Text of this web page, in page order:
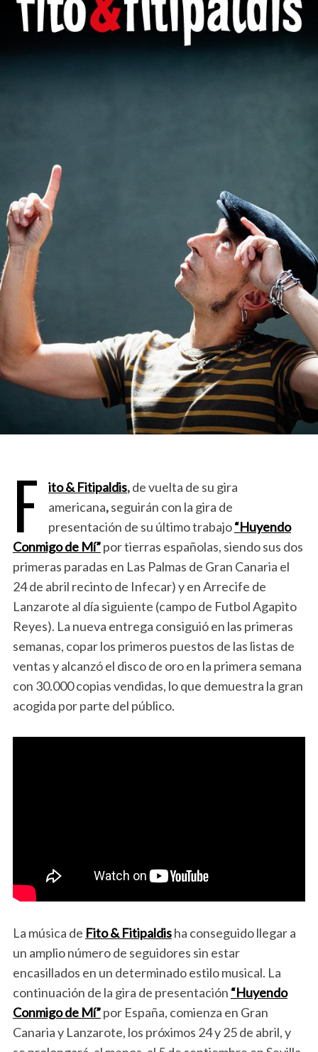
F ito & Fitipaldis,de vuelta de su gira
americana,seguirán con la gira de
presentación de su último trabajo“Huyendo
Conmigo de Mí”por tierras españolas, siendo sus dos
primeras paradas en Las Palmas de Gran Canaria el
24 de abril recinto de Infecar) y en Arrecife de
Lanzarote al día siguiente (campo de Futbol Agapito
Reyes). La nueva entrega consiguió en las primeras
semanas, copar los primeros puestos de las listas de
ventas y alcanzó el disco de oro en la primera semana
con 30.000 copias vendidas, lo que demuestra la gran
acogida por parte del público.
La música de Fito & Fitipaldisha conseguido llegar a
un amplio número de seguidores sin estar
encasillados en un determinado estilo musical. La
continuación de la gira de presentación “Huyendo
Conmigo de Mí”por España, comienza en Gran
Canaria y Lanzarote, los próximos 24 y 25 de abril, y